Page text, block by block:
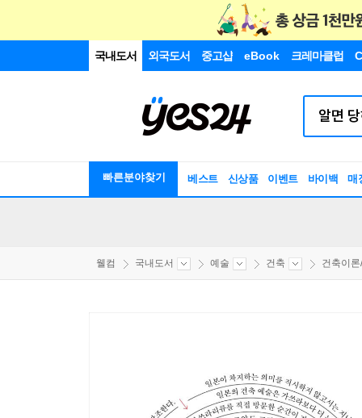
국내도서 외국도서 중고샵 eBook 크레마클럽
빠른분야찾기 베스트 신상품 이벤트 바이백 매
웰컴 국내도서 예술 건축 건축이